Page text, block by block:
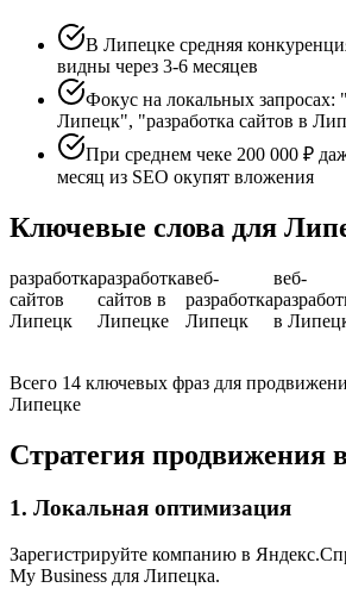
В Липецке средняя
видны через 3-6 месяцев
Фокус на локальных запросах:
Липецк", "разработка сайтов в
При среднем чеке 200 000 ₽
месяц из SEO окупят вложения
Ключевые слова для
разработка
сайтов
Липецк
разработка
сайтов в
Липецке
веб-
разработка
Липецк
веб-
в
Всего 14 ключевых фраз для
Липецке
Стратегия продвижения
1. Локальная оптимизация
Зарегистрируйте компанию в
My Business для Липецка.